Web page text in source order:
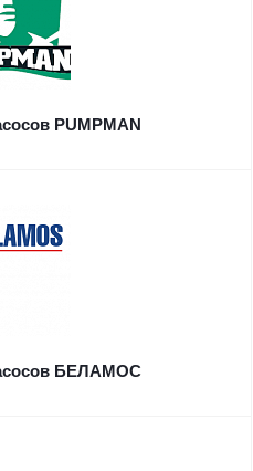
PUMPMAN
БЕЛАМОС